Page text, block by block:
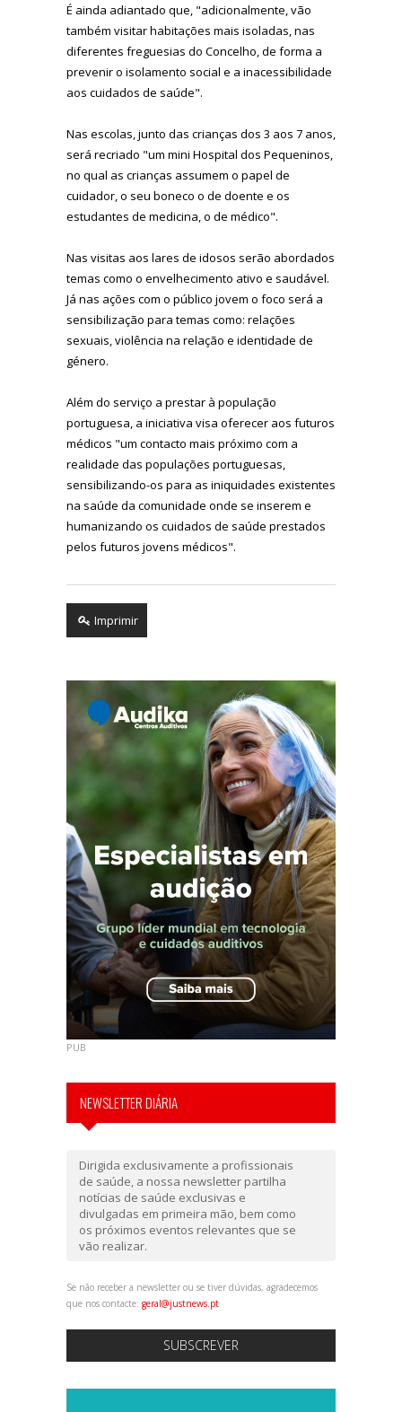
É ainda adiantado que, "adicionalmente, vão
também visitar habitações mais isoladas, nas
diferentes freguesias do Concelho, de forma a
prevenir o isolamento social e a inacessibilidade
aos cuidados de saúde".
Nas escolas, junto das crianças dos 3 aos 7 anos,
será recriado "um mini Hospital dos Pequeninos,
no qual as crianças assumem o papel de
cuidador, o seu boneco o de doente e os
estudantes de medicina, o de médico".
Nas visitas aos lares de idosos serão abordados
temas como o envelhecimento ativo e saudável.
Já nas ações com o público jovem o foco será a
sensibilização para temas como: relações
sexuais, violência na relação e identidade de
género.
Além do serviço a prestar à população
portuguesa, a iniciativa visa oferecer aos futuros
médicos "um contacto mais próximo com a
realidade das populações portuguesas,
sensibilizando-os para as iniquidades existentes
na saúde da comunidade onde se inserem e
humanizando os cuidados de saúde prestados
pelos futuros jovens médicos".
Imprimir
PUB
NEWSLETTER DIÁRIA
Dirigida exclusivamente a profissionais
de saúde, a nossa newsletter partilha
notícias de saúde exclusivas e
divulgadas em primeira mão, bem como
os próximos eventos relevantes que se
vão realizar.
Se não receber a newsletter ou se tiver dúvidas, agradecemos
que nos contacte: geral@justnews.pt
SUBSCREVER